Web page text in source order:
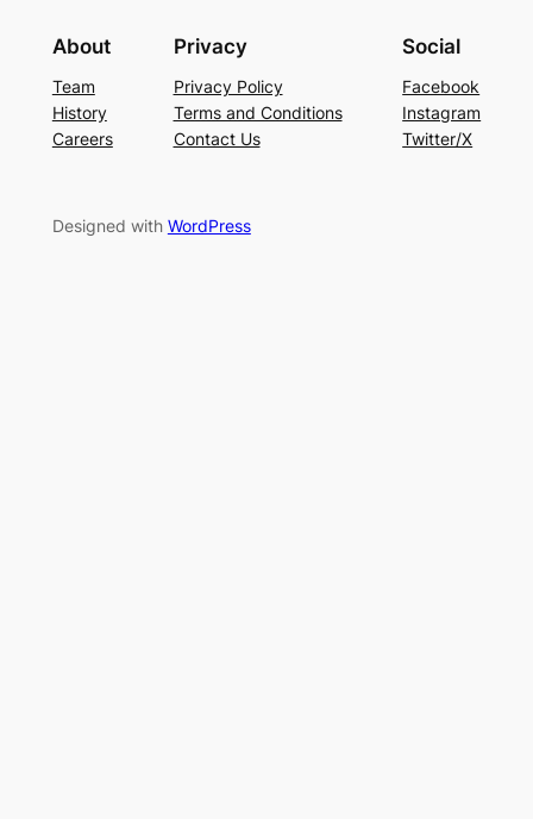
About
Team
History
Careers
Privacy
Privacy Policy
Terms and Conditions
Contact Us
Social
Facebook
Instagram
Twitter/X
Designed with WordPress